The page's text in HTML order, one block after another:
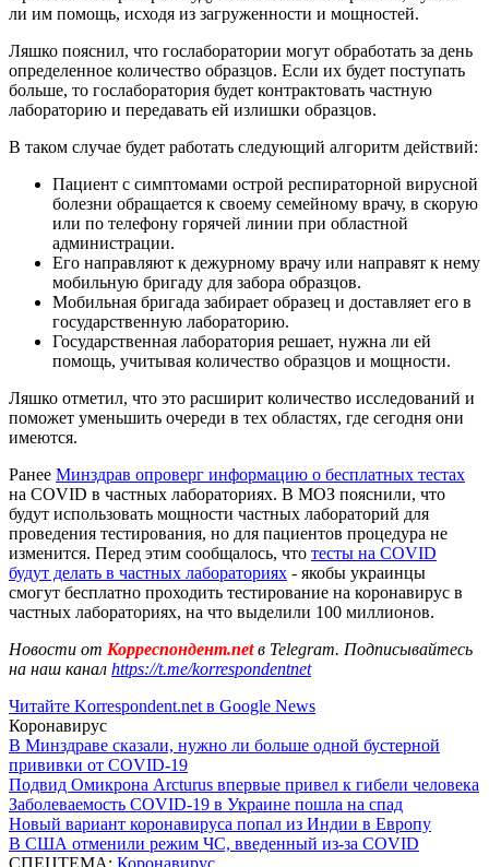
ли им помощь, исходя из загруженности и мощностей.
Ляшко пояснил, что гослаборатории могут обработать за день
определенное количество образцов. Если их будет поступать
больше, то гослаборатория ​​будет контрактовать частную
лабораторию и передавать ей излишки образцов.
В таком случае будет работать следующий алгоритм действий:
Пациент с симптомами острой респираторной вирусной
болезни обращается к своему семейному врачу, в скорую
или по телефону горячей линии при областной
администрации.
Его направляют к дежурному врачу или направят к нему
мобильную бригаду для забора образцов.
Мобильная бригада забирает образец и доставляет его в
государственную лабораторию.
Государственная лаборатория решает, нужна ли ей
помощь, учитывая количество образцов и мощности.
Ляшко отметил, что это расширит количество исследований и
поможет уменьшить очереди в тех областях, где сегодня они
имеются.
Ранее Минздрав опроверг информацию о бесплатных тестах
на COVID в частных лабораториях. В МОЗ пояснили, что
будут использовать мощности частных лабораторий для
проведения тестирования, но для пациентов процедура не
изменится. Перед этим сообщалось, что тесты на COVID
будут делать в частных лабораториях - якобы украинцы
смогут бесплатно проходить тестирование на коронавирус в
частных лабораториях, на что выделили 100 миллионов.
Новости от Корреспондент.netв Telegram. Подписывайтесь
на наш канал https://t.me/korrespondentnet
Читайте Korrespondent.net в Google News
Коронавирус
В Минздраве сказали, нужно ли больше одной бустерной
прививки от COVID-19
Подвид Омикрона Arcturus впервые привел к гибели человека
Заболеваемость COVID-19 в Украине пошла на спад
Новый вариант коронавируса попал из Индии в Европу
В США отменили режим ЧС, введенный из-за COVID
СПЕЦТЕМА: Коронавирус